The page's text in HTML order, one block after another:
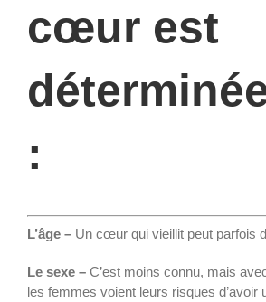
cœur est
:
L’âge – Un cœur qui vieillit peut parfois
Le sexe – C’est moins connu, mais
les femmes voient leurs risques d’avoir